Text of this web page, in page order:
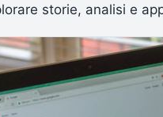
storie, analisi e